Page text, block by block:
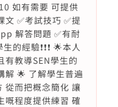
如有需要 可提供
文 ✅考試技巧 ✅提
解答問題 ✅有耐
經驗❗️❗️❗️ 🌟本人
有教導SEN學生的
解 🌟 了解學生普遍
從而把概念簡化 讓
嘅程度提供練習 確